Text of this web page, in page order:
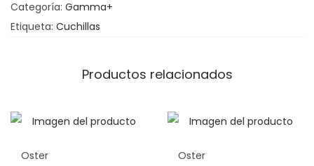
Categoría: Gamma+
Etiqueta: Cuchillas
Productos relacionados
Oster
Oster